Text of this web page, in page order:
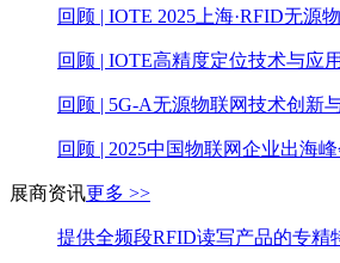
回顾 | IOTE 2025上海·RFID无源
回顾 | IOTE高精度定位技术与应
回顾 | 5G-A无源物联网技术创新
回顾 | 2025中国物联网企业出海
展商资讯更多 >>
提供全频段RFID读写产品的专